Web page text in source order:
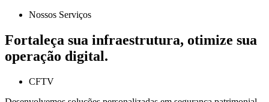
Nossos Serviços
Fortaleça sua infraestrutura, otimize sua
operação digital.
CFTV